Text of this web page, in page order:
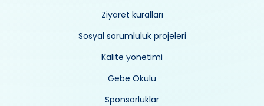
Ziyaret kuralları
Sosyal sorumluluk projeleri
Kalite yönetimi
Gebe Okulu
Sponsorluklar